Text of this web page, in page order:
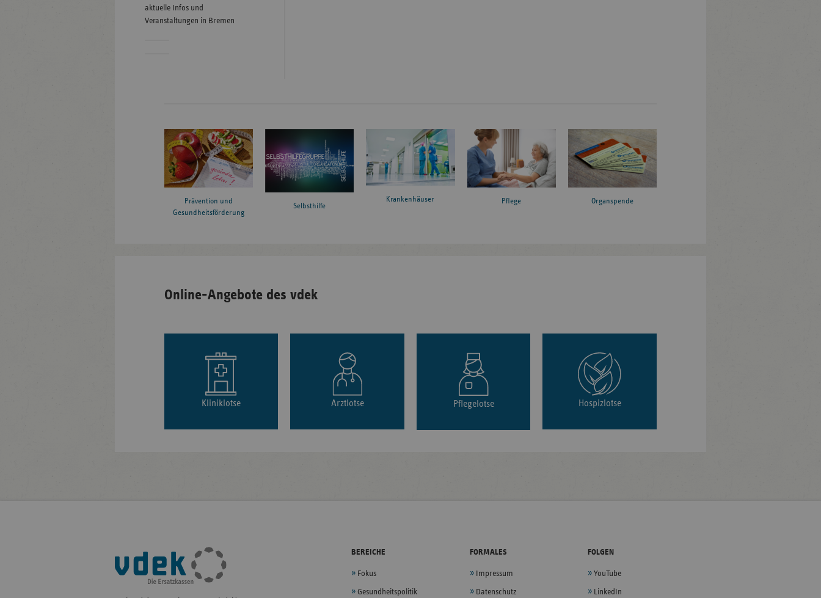
aktuelle Infos und
Veranstaltungen in Bremen
Prävention und
Gesundheitsförderung
Selbsthilfe
Krankenhäuser Pflege Organspende
Online-Angebote des vdek
Kliniklotse Arztlotse Pflegelotse Hospizlotse
Fußleisten-
Navigation
BEREICHE
Fokus
Gesundheitspolitik
FORMALES
Impressum
Datenschutz
FOLGEN
YouTube
LinkedIn